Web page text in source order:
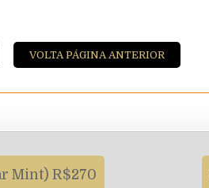
VOLTA PÁGINA ANTERIOR
Mint) R$270